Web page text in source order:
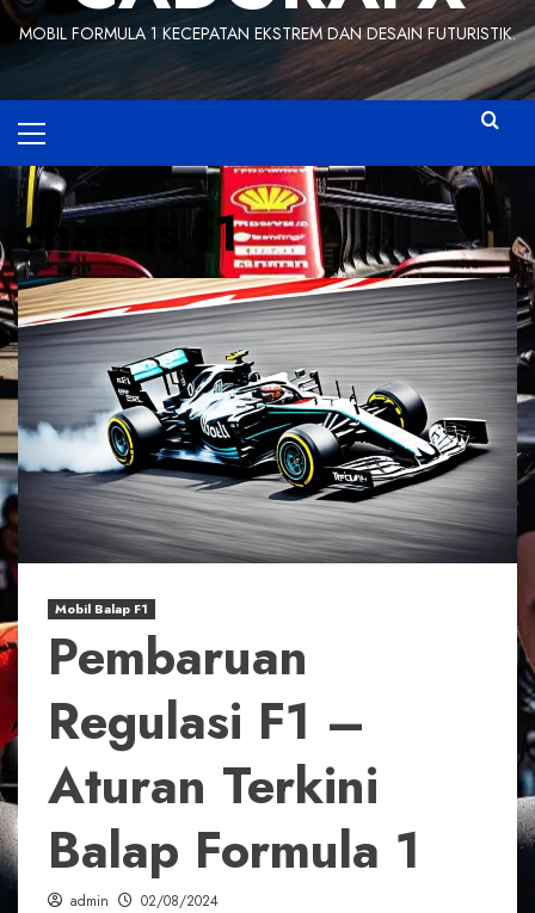
MOBIL FORMULA 1 KECEPATAN EKSTREM DAN DESAIN FUTURISTIK.
Menu
chassis f1
Mobil Balap F1
Pembaruan
Regulasi F1 –
Aturan Terkini
Balap Formula 1
admin 02/08/2024